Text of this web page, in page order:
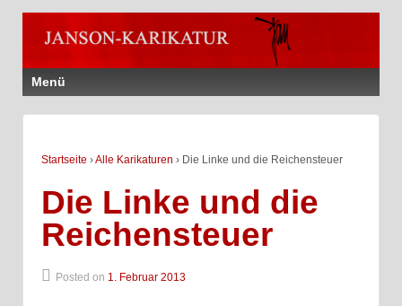
Menü
Startseite ›Alle Karikaturen › Die Linke und die Reichensteuer
Die Linke und die
Reichensteuer
Posted on 1. Februar 2013